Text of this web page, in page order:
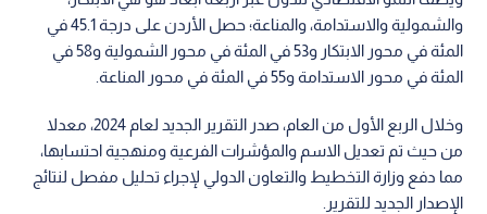
والشمولية والاستدامة، والمناعة؛ حصل الأردن على درجة 45.1 في
المئة في محور الابتكار و53 في المئة في محور الشمولية و58 في
المئة في محور الاستدامة و55 في المئة في محور المناعة.
وخلال الربع الأول من العام، صدر التقرير الجديد لعام 2024، معدلا
من حيث تم تعديل الاسم والمؤشرات الفرعية ومنهجية احتسابها،
مما دفع وزارة التخطيط والتعاون الدولي لإجراء تحليل مفصل لنتائج
الإصدار الجديد للتقرير.